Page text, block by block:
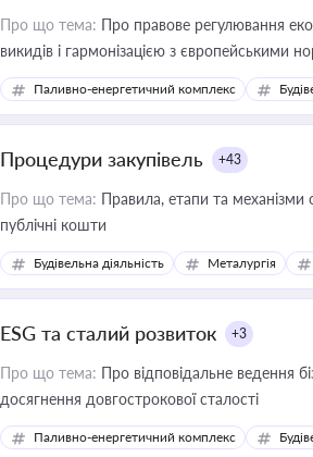
Про що тема: Про правове регулювання
викидів і гармонізацією з європейськими
Паливно-енергетичний комплекс
Процедури закупівель +43
Про що тема: Правила, етапи та механізми
публічні кошти
Будівельна діяльність Металургія
ESG та сталий розвиток +3
Про що тема: Про відповідальне ведення
досягнення довгострокової сталості
Паливно-енергетичний комплекс